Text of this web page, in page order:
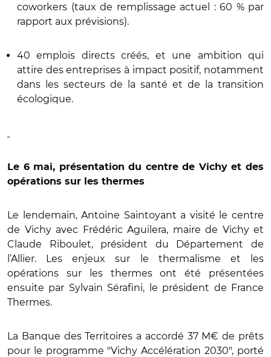
coworkers (taux de remplissage actuel : 60 % par
rapport aux prévisions).
40 emplois directs créés, et une ambition qui
attire des entreprises à impact positif, notamment
dans les secteurs de la santé et de la transition
écologique.
Le 6 mai, présentation du centre de Vichy et des
opérations sur les thermes
Le lendemain, Antoine Saintoyant a visité le centre
de Vichy avec Frédéric Aguilera, maire de Vichy et
Claude Riboulet, président du Département de
l’Allier. Les enjeux sur le thermalisme et les
opérations sur les thermes ont été présentées
ensuite par Sylvain Sérafini, le président de France
Thermes.
La Banque des Territoires a accordé 37 M€ de prêts
pour le programme "Vichy Accélération 2030", porté